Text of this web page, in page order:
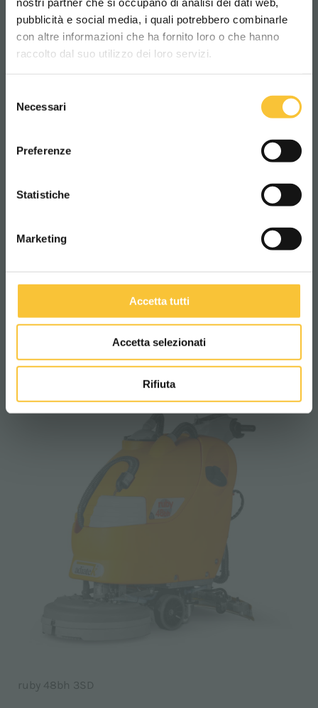
pubblicità e social media, i quali potrebbero combinarle
con altre informazioni che ha fornito loro o che hanno
raccolto dal suo utilizzo dei loro servizi.
delNecessari
Preferenze
Statistiche
Marketing
Accetta tutti
Accetta selezionati
Rifiuta
RT-coral
ruby 48bh 3SD
Scegli il paese in cui ti trovi e la tua
lingua per una migliore esperienza di
navigazione